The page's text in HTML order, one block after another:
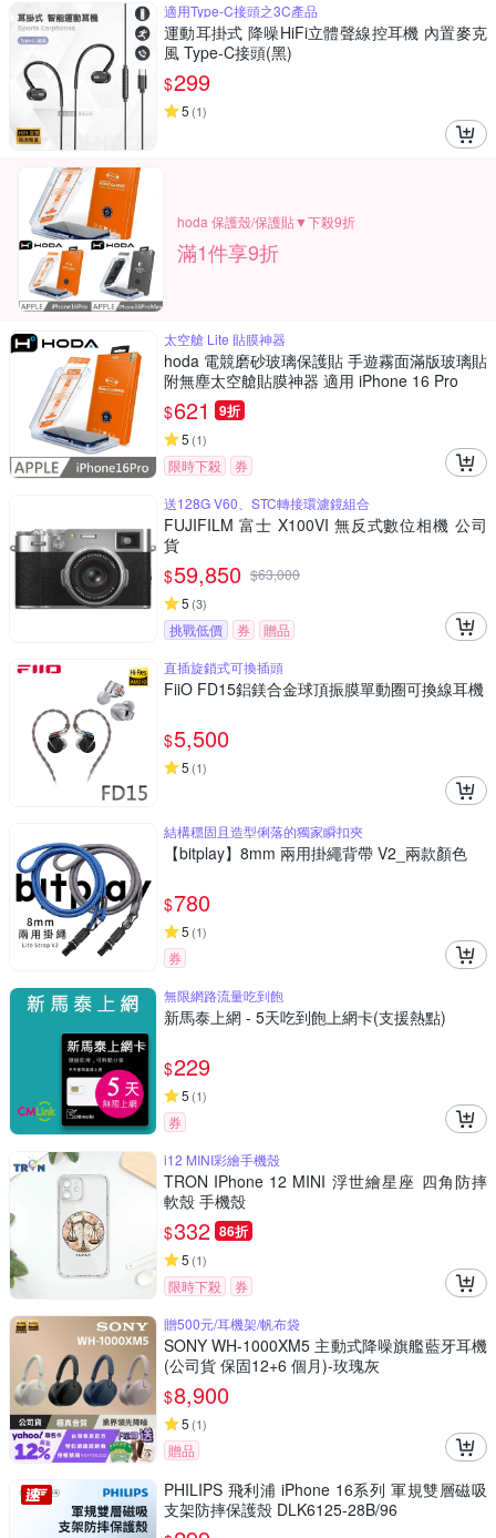
適用Type-C接頭之3C產品
運動耳掛式 降噪HiFi立體聲線控耳機 內置麥克
風 Type-C接頭(黑)
$299
5 (1)
hoda 保護殼/保護貼▼下殺9折
滿1件享9折
太空艙 Lite 貼膜神器
hoda 電競磨砂玻璃保護貼 手遊霧面滿版玻璃貼
附無塵太空艙貼膜神器 適用 iPhone 16 Pro
$621 9折
5 (1)
限時下殺
券
送128G V60、STC轉接環濾鏡組合
FUJIFILM 富士 X100VI 無反式數位相機 公司
貨
$59,850 $63,000
5 (3)
挑戰低價 券
贈品
直插旋鎖式可換插頭
FiiO FD15鋁鎂合金球頂振膜單動圈可換線耳機
$5,500
5 (1)
結構穩固且造型俐落的獨家瞬扣夾
【bitplay】8mm 兩用掛繩背帶 V2_兩款顏色
$780
5 (1)
券
無限網路流量吃到飽
新馬泰上網 - 5天吃到飽上網卡(支援熱點)
$229
5 (1)
券
i12 MINI彩繪手機殼
TRON IPhone 12 MINI 浮世繪星座 四角防摔
軟殼 手機殼
$332 86折
5 (1)
限時下殺
券
贈500元/耳機架/帆布袋
SONY WH-1000XM5 主動式降噪旗艦藍牙耳機
(公司貨 保固12+6 個月)-玫瑰灰
$8,900
5 (1)
贈品
PHILIPS 飛利浦 iPhone 16系列 軍規雙層磁吸
支架防摔保護殼 DLK6125-28B/96